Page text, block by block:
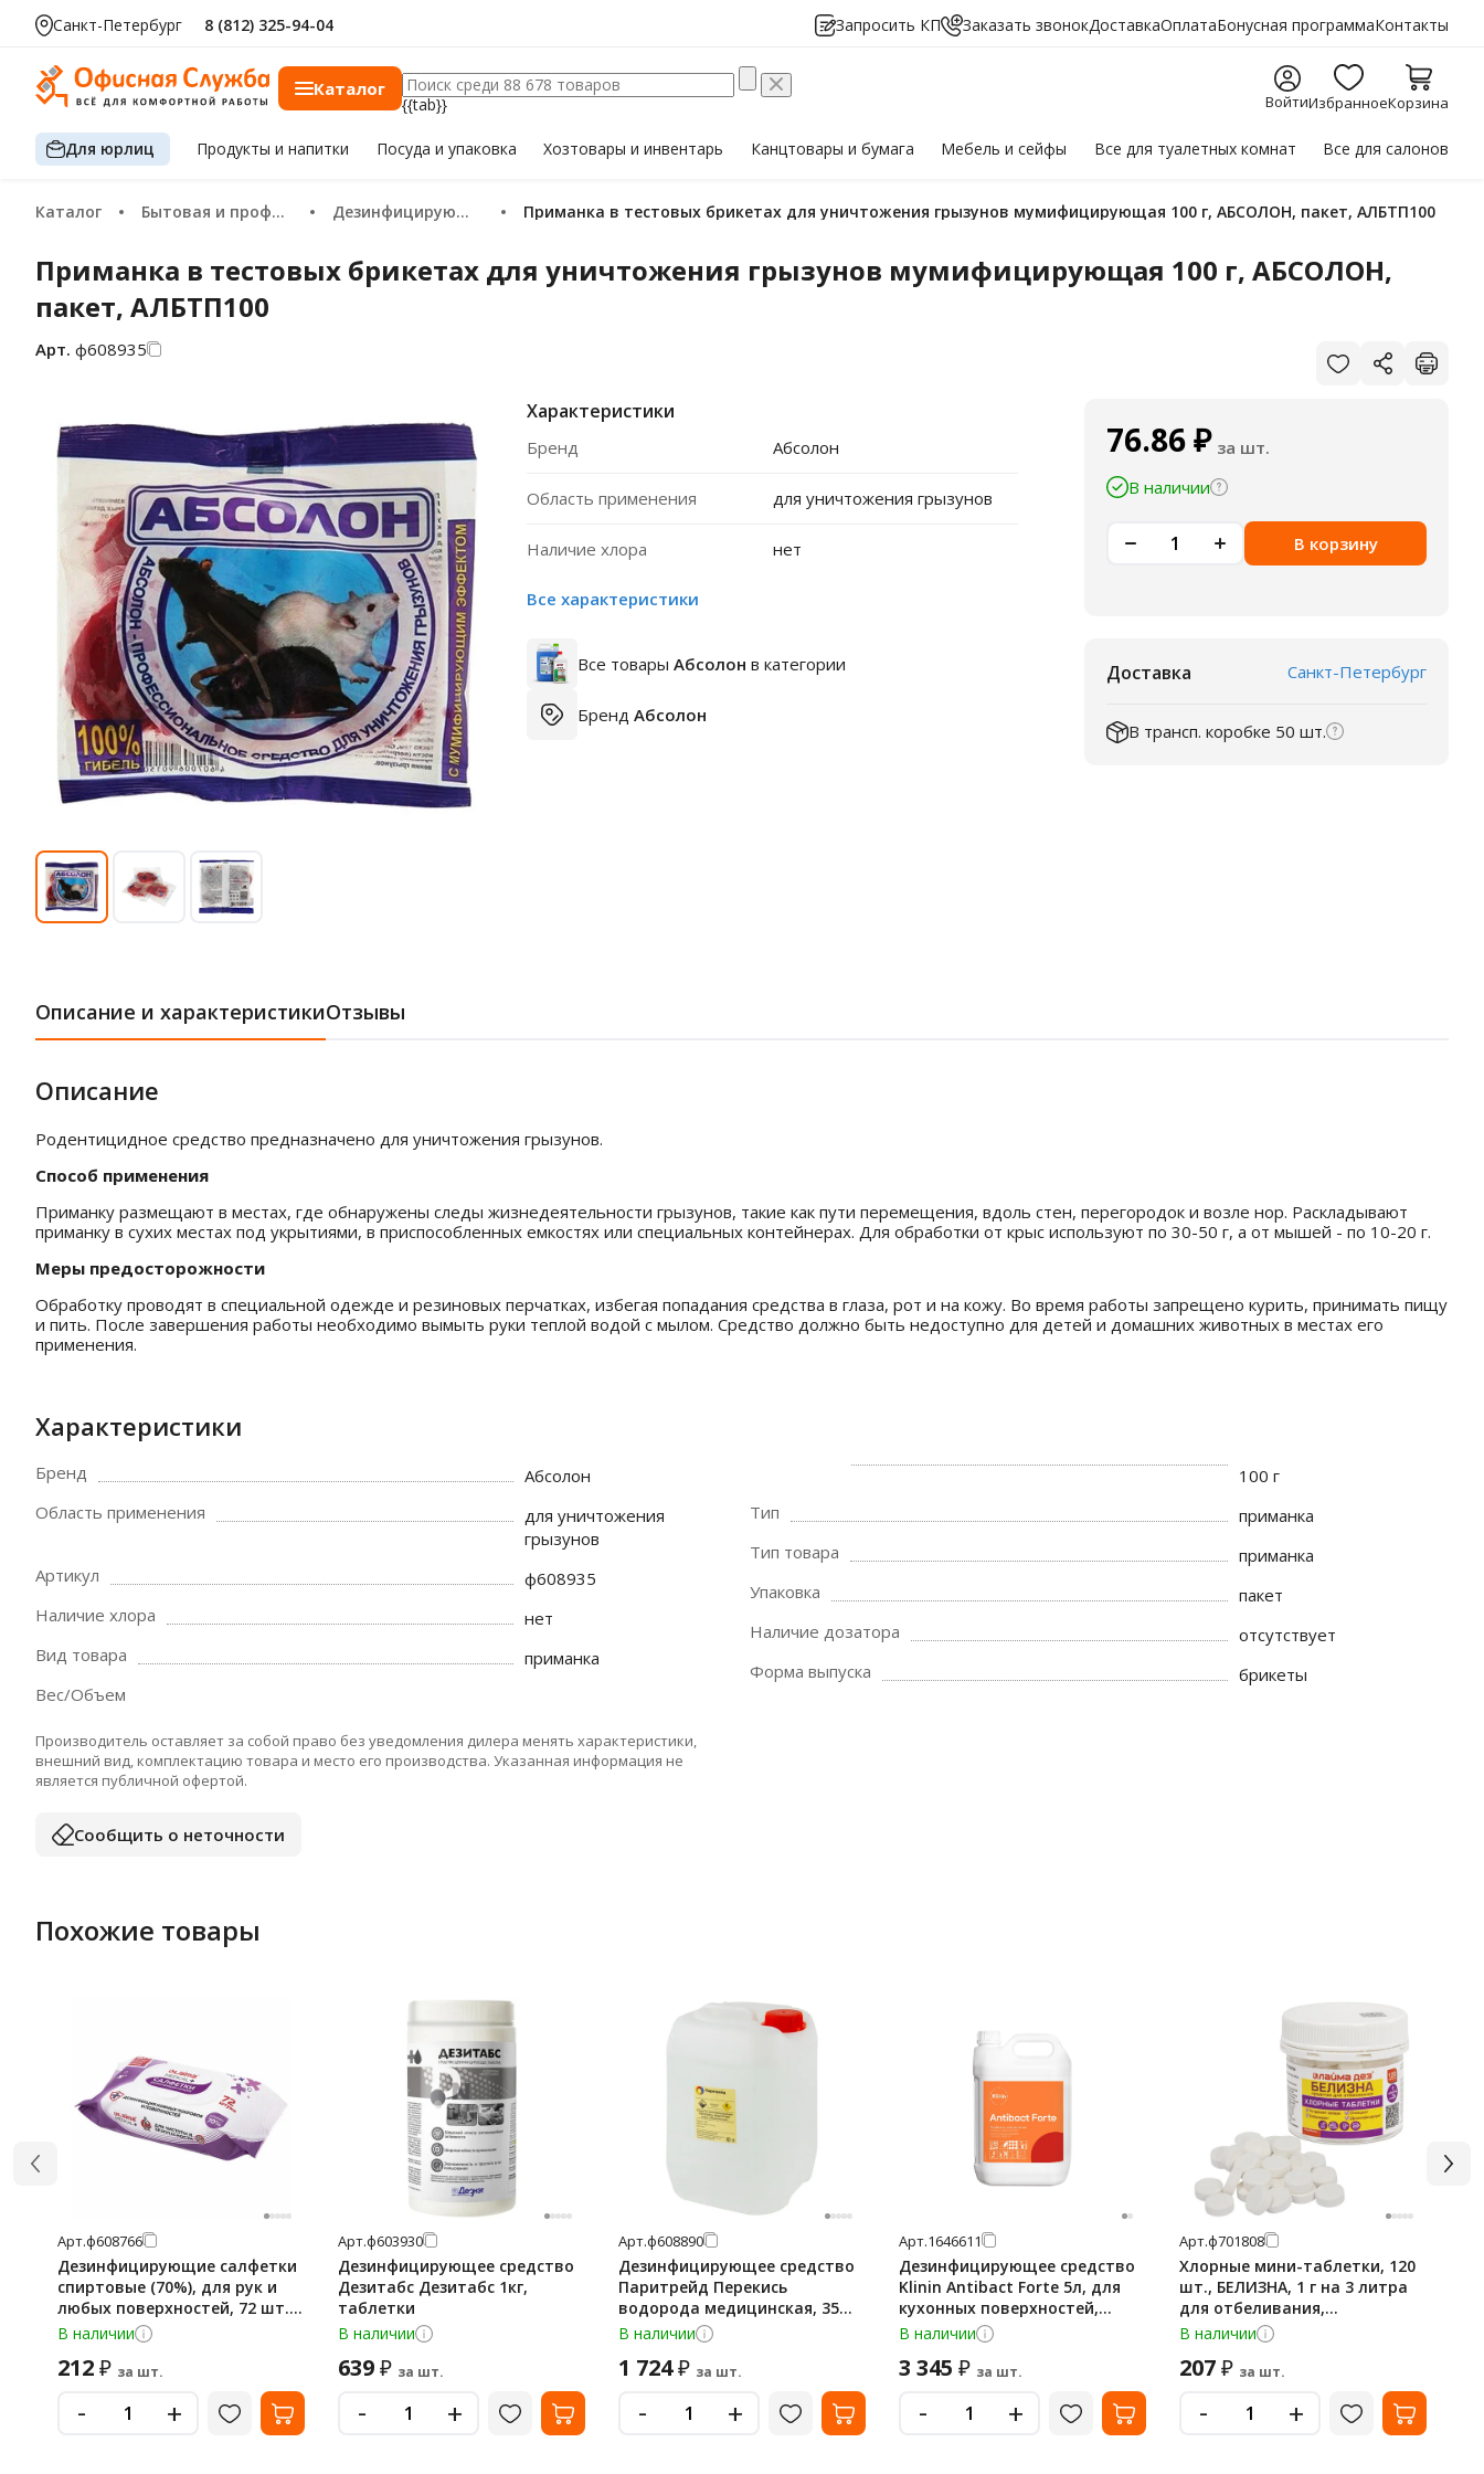
Санкт-Петербург 8 (812) 325-94-04 Запросить КП Заказать звонокДоставкаОплатаБонусная программаКонтакты
Каталог
{{tab}} ВойтиИзбранноеКорзина
Для юрлиц Продуктыи напитки Посуда и упаковка Хозтоварыи инвентарь Канцтовары и бумага Мебельи сейфы Все для туалетных комнат Все для салонов
Каталог Бытовая и профессиональная химия Дезинфицирующие средства Приманка в тестовых брикетах для уничтожения грызунов мумифицирующая 100 г, АБСОЛОН, пакет, АЛБТП100
Приманка в тестовых брикетах для уничтожения грызунов мумифицирующая 100 г, АБСОЛОН,
пакет, АЛБТП100
Арт. ф608935
Характеристики
Бренд Абсолон
Область применения для уничтожения грызунов
Наличие хлора нет
Все характеристики
Все товары Абсолон в категории
Бренд Абсолон
76.86₽ за шт.
В наличии
В корзину
Доставка Санкт-Петербург
В трансп. коробке 50 шт.
Описание и характеристикиОтзывы
Описание
Родентицидное средство предназначено для уничтожения грызунов.
Способ применения
Приманку размещают в местах, где обнаружены следы жизнедеятельности грызунов, такие как пути перемещения, вдоль стен, перегородок и возле нор. Раскладывают
приманку в сухих местах под укрытиями, в приспособленных емкостях или специальных контейнерах. Для обработки от крыс используют по 30-50 г, а от мышей - по 10-20 г.
Меры предосторожности
Обработку проводят в специальной одежде и резиновых перчатках, избегая попадания средства в глаза, рот и на кожу. Во время работы запрещено курить, принимать пищу
и пить. После завершения работы необходимо вымыть руки теплой водой с мылом. Средство должно быть недоступно для детей и домашних животных в местах его
применения.
Характеристики
Бренд
Абсолон
Область применения
для уничтожения
грызунов
Артикул
ф608935
Наличие хлора
нет
Вид товара
приманка
Вес/Объем
100 г
Тип
приманка
Тип товара
приманка
Упаковка
пакет
Наличие дозатора
отсутствует
Форма выпуска
брикеты
Производитель оставляет за собой право без уведомления дилера менять характеристики,
внешний вид, комплектацию товара и место его производства. Указанная информация не
является публичной офертой.
Сообщить о неточности
Похожие товары
Арт.ф608766
Дезинфицирующие салфетки
спиртовые (70%), для рук и
любых поверхностей, 72 шт.,
LAIMA MEDICAL, 608766
В наличии
212₽ за шт.
- +
Арт.ф603930
Дезинфицирующее средство
Дезитабс Дезитабс 1кг,
таблетки
В наличии
639₽ за шт.
- +
Арт.ф608890
Дезинфицирующее средство
Паритрейд Перекись
водорода медицинская, 35%,
10л
В наличии
1 724₽ за шт.
- +
Арт.1646611
Дезинфицирующее средство
Klinin Antibact Forte 5л, для
кухонных поверхностей,
205133
В наличии
3 345 ₽ за шт.
- +
Арт.ф701808
Хлорные мини-таблетки, 120
шт., БЕЛИЗНА, 1 г на 3 литра
для отбеливания,
дезинфекции, ЛАЙМАДЕЗ,
В наличии
207₽ за шт.
- +